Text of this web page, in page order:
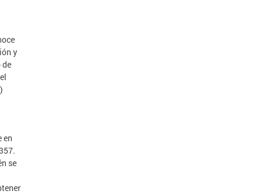
y
de
en
se